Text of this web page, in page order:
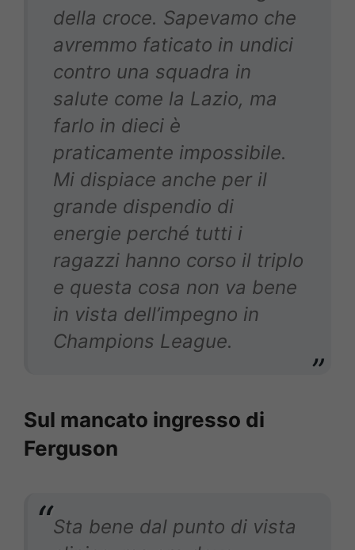
della croce. Sapevamo che
avremmo faticato in undici
contro una squadra in
salute come la Lazio, ma
farlo in dieci è
praticamente impossibile.
Mi dispiace anche per il
grande dispendio di
energie perché tutti i
ragazzi hanno corso il triplo
e questa cosa non va bene
in vista dell’impegno in
Champions League.
Sul mancato ingresso di
Ferguson
Sta bene dal punto di vista